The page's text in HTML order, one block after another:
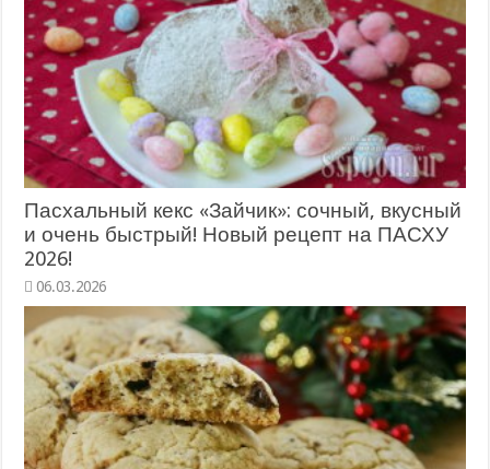
Пасхальный кекс «Зайчик»: сочный, вкусный
и очень быстрый! Новый рецепт на ПАСХУ
2026!